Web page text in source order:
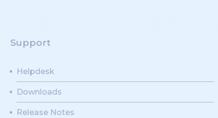
Support
Helpdesk
Downloads
Release Notes